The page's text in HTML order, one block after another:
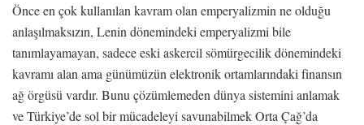
Önce en çok kullanılan kavram olan emperyalizmin ne olduğu
anlaşılmaksızın, Lenin dönemindeki emperyalizmi bile
tanımlayamayan, sadece eski askercil sömürgecilik dönemindeki
kavramı alan ama günümüzün elektronik ortamlarındaki finansın
ağ örgüsü vardır. Bunu çözümlemeden dünya sistemini anlamak
ve Türkiye’de sol bir mücadeleyi savunabilmek Orta Çağ’da